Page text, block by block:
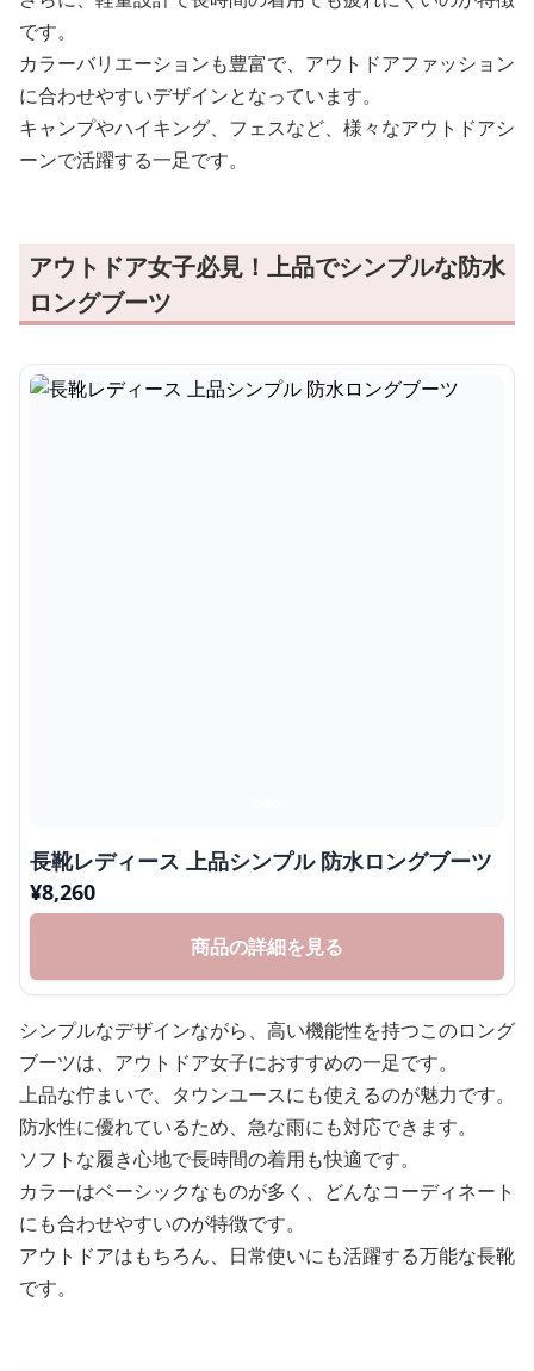
です。
カラーバリエーションも豊富で、アウトドアファッション
に合わせやすいデザインとなっています。
キャンプやハイキング、フェスなど、様々なアウトドアシ
ーンで活躍する一足です。
アウトドア女子必見！上品でシンプルな防水
ロングブーツ
長靴レディース 上品シンプル 防水ロングブーツ
¥8,260
商品の詳細を見る
シンプルなデザインながら、高い機能性を持つこのロング
ブーツは、アウトドア女子におすすめの一足です。
上品な佇まいで、タウンユースにも使えるのが魅力です。
防水性に優れているため、急な雨にも対応できます。
ソフトな履き心地で長時間の着用も快適です。
カラーはベーシックなものが多く、どんなコーディネート
にも合わせやすいのが特徴です。
アウトドアはもちろん、日常使いにも活躍する万能な長靴
です。